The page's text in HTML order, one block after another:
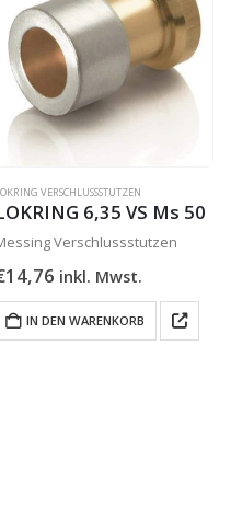
VERSCHLUSSSTUTZEN
6,35 VS Ms 50
Verschlussstutzen
14,76 inkl. Mwst.
IN DEN WARENKORB